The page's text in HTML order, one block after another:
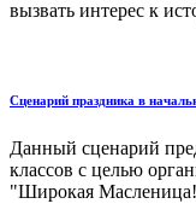
вызвать интерес к
Сценарий праздника в
Данный сценарий
классов с целью
"Широкая